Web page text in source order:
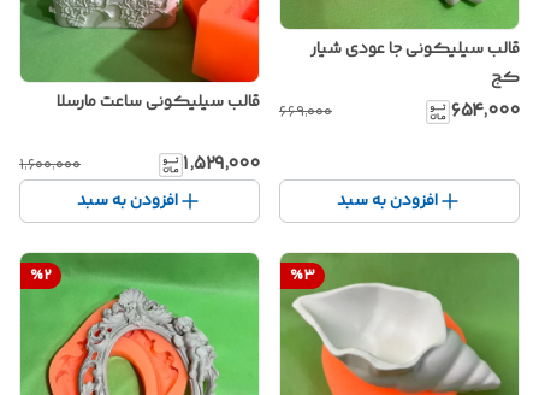
قالب سیلیکونی جا عودی شیار
کج
۶۵۴٬۰۰۰ ۶۶۹٬۰۰۰
افزودن به سبد
قالب سیلیکونی ساعت مارسلا
۱٬۵۲۹٬۰۰۰ ۱٬۶۰۰٬۰۰۰
افزودن به سبد
%3
%2